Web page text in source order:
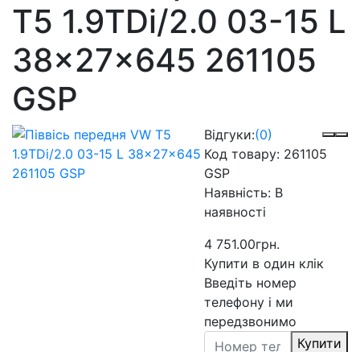
T5 1.9TDi/2.0 03-15 L
38x27x645 261105
GSP
Відгуки:(0)
Код товару: 261105
GSP
Наявність: В
наявності
4 751.00грн.
Купити в один клік
Введіть номер
телефону і ми
передзвонимо
Купити